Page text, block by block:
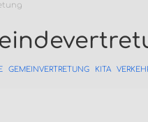
GEMEINVERTRETUNG KITA